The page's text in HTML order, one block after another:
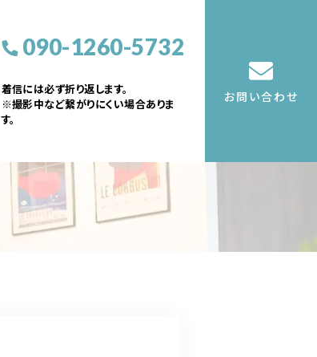
090-1260-5732
着信には必ず折り返します。
※撮影中など繋がりにくい場合ありま
す。
お問い合わせ